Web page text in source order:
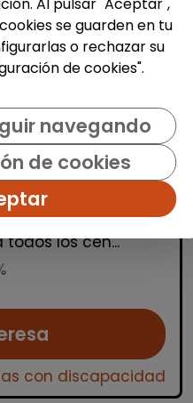
nacional)
|
de facturación
Auditorías
los cen...
con discapacidad
se guarden en tu
o rechazar su
de cookies".
navegando
de cookies